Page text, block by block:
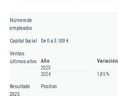
Número de
empleados
Capital Social De 0 a 3.100 €
Ventas
últimos años
Año
Variación
2023
2024
1,85 %
Resultado
2025
Positivo